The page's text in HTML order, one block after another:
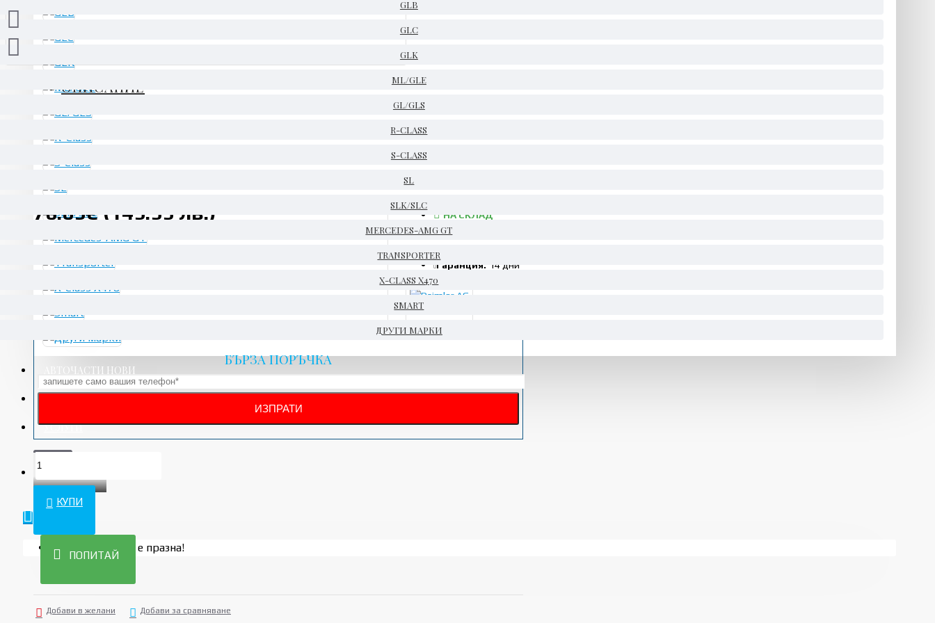
GLB
GLC
GLK
ML/GLE
GL/GLS
R-CLASS
S-CLASS
SL
SLK/SLC
MERCEDES-AMG GT
TRANSPORTER
X-CLASS X470
SMART
ДРУГИ МАРКИ
АВТОЧАСТИ НОВИ
УСЛУГИ
Вашата количка е празна!
ОПИСАНИЕ
76.69€ (149.99 лв.)
НА СКЛАД
Код:
Гаранция: 14 дни
Daimler AG
БЪРЗА ПОРЪЧКА
КУПИ
ПОПИТАЙ
Добави в желани Добави за сравняване